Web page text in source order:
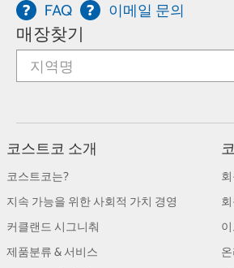
FAQ 이메일 문의
매장찾기
코스트코 소개
코스트코는?
지속 가능을 위한 사회적 가치 경영
커클랜드 시그니춰
제품분류 & 서비스